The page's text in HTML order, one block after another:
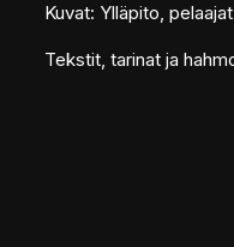
Kuvat: Ylläpito,
Tekstit, tarinat ja